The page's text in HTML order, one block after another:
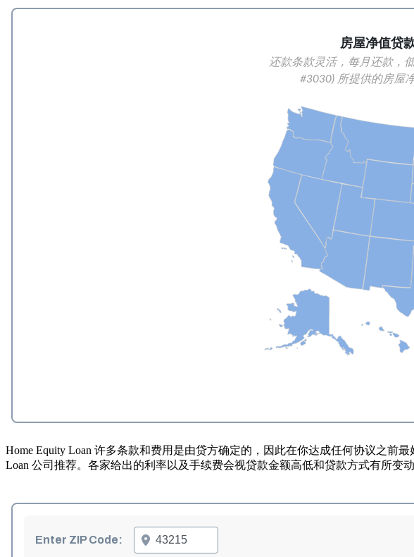
Home Equity Loan 许多条款和费用是由贷方确定的，因此在你达成任何协议之前
Loan 公司推荐。各家给出的利率以及手续费会视贷款金额高低和贷款方式有所变